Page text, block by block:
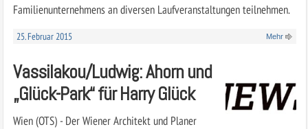
Familienunternehmens an diversen Laufveranstaltungen teilnehmen.
25. Februar 2015 Mehr
Vassilakou/Ludwig: Ahorn und
„Glück-Park“ für Harry Glück
Wien (OTS) - Der Wiener Architekt und Planer